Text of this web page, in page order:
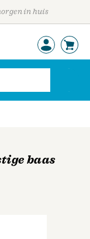
in huis
baas